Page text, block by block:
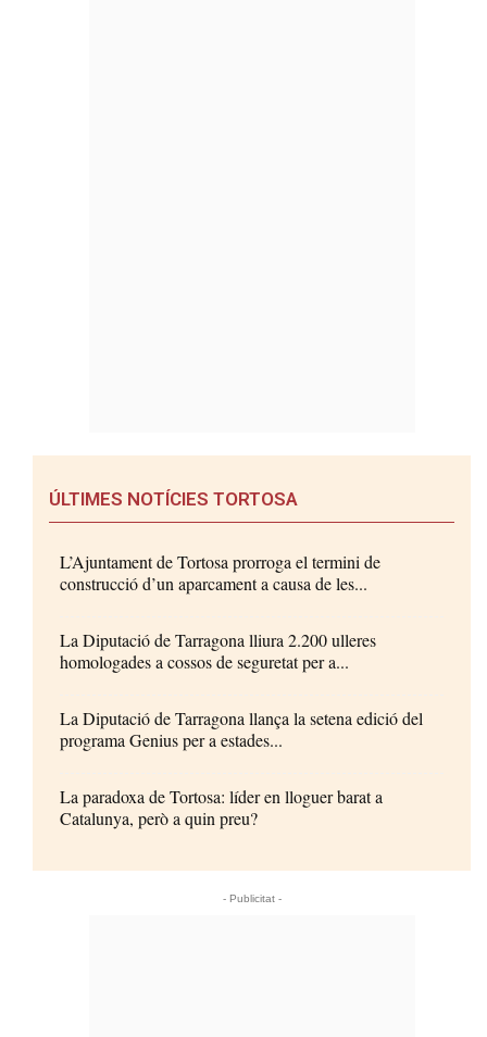
ÚLTIMES NOTÍCIES TORTOSA
L’Ajuntament de Tortosa prorroga el termini de
construcció d’un aparcament a causa de les...
La Diputació de Tarragona lliura 2.200 ulleres
homologades a cossos de seguretat per a...
La Diputació de Tarragona llança la setena edició del
programa Genius per a estades...
La paradoxa de Tortosa: líder en lloguer barat a
Catalunya, però a quin preu?
- Publicitat -